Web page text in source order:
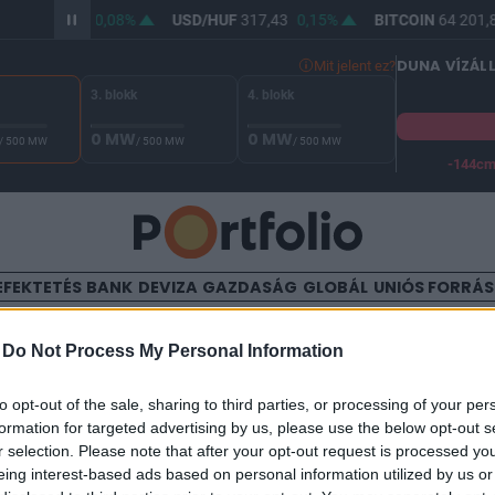
Do Not Process My Personal Information
opt-out of the sale, sharing to third parties, or processing of your
for targeted advertising by us, please use the below opt-out
selection. Please note that after your opt-out request is processed
interest-based ads based on personal information utilized by us
365,70 0,08% USD/HUF 317,43 0,15% BITCOIN64
Mit jelent ez?
/ 500 MW
3. blokk
0 MW/ 500 MW
4. blokk
0 MW/ 500 MW
DUNA
-144cm
BANK DEVIZA GAZDASÁG GLOBÁL UNIÓS
testrészeivel
kaszálnak rajta